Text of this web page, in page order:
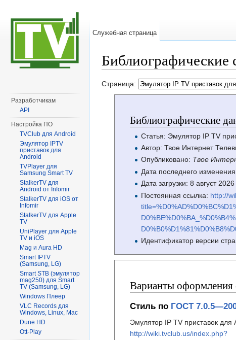
Библиографические
Страница:
Библиографические
Статья: Эмулятор IP TV
Автор: Твое Интернет
Опубликовано: Твое
Дата последнего
Дата загрузки: 8 август
Постоянная ссылка: http://
Идентификатор версии
Варианты оформления
Стиль по ГОСТ
Эмулятор IP TV приставок
http://wiki.tvclub.us/index.php?
Служебная страница
Разработчикам
API
Настройка ПО
TVClub для Android
Эмулятор IPTV
приставок для
Android
TVPlayer для
Samsung Smart TV
StalkerTV для
Android от Infomir
StalkerTV для iOS от
Infomir
StalkerTV для Apple
TV
UniPlayer для Apple
TV и iOS
Mag и Aura HD
Smart IPTV
(Samsung, LG)
Smart STB (эмулятор
mag250) для Smart
TV (Samsung, LG)
Windows Плеер
VLC Records для
Windows, Linux, Mac
Dune HD
Ott-Play